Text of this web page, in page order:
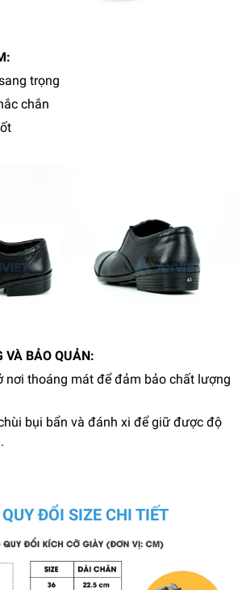
trọng
chắn
VÀ BẢO QUẢN:
nơi thoáng mát để đảm bảo chất lượng
bụi bẩn và đánh xi để giữ được độ
ĐỔI SIZE CHI TIẾT